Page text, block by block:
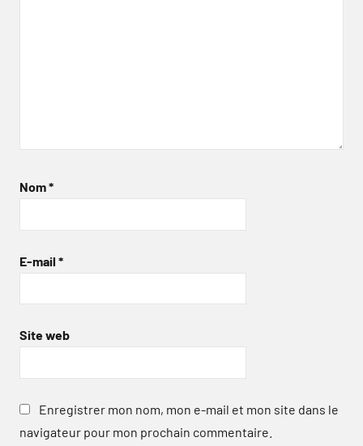
Nom*
E-mail *
Site web
Enregistrer mon nom, mon e-mail et mon site dans le
navigateur pour mon prochain commentaire.